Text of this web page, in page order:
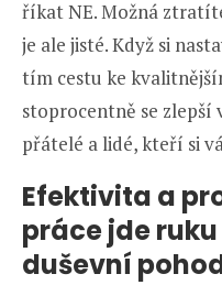
říkat NE. Možná
je ale jisté. Když si
tím cestu ke
stoprocentně se zlepší
přátelé a lidé, kteří si
Efektivita a
práce jde
duševní